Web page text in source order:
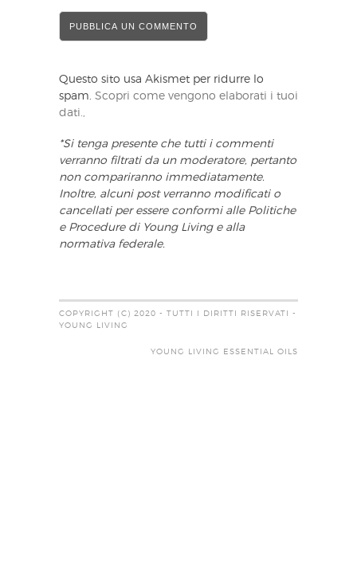
Questo sito usa Akismet per ridurre lo
spam. Scopri come vengono elaborati i tuoi
dati.,
*Si tenga presente che tutti i commenti
verranno filtrati da un moderatore, pertanto
non compariranno immediatamente.
Inoltre, alcuni post verranno modificati o
cancellati per essere conformi alle Politiche
e Procedure di Young Living e alla
normativa federale.
COPYRIGHT (C) 2020 - TUTTI I DIRITTI RISERVATI -
YOUNG LIVING
YOUNG LIVING ESSENTIAL OILS